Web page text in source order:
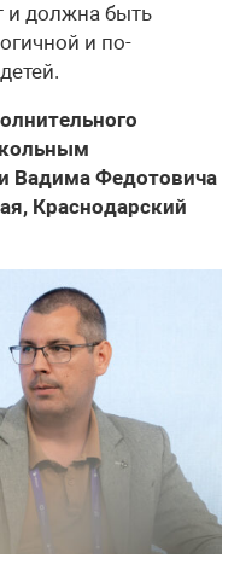
и должна быть
и по-
Вадима Федотовича
Краснодарский